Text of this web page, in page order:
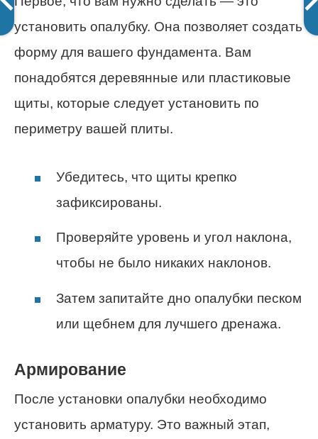
установить опалубку. Она позволяет создать
форму для вашего фундамента. Вам
понадобятся деревянные или пластиковые
щиты, которые следует установить по
периметру вашей плиты.
Убедитесь, что щиты крепко
зафиксированы.
Проверяйте уровень и угол наклона,
чтобы не было никаких наклонов.
Затем запитайте дно опалубки песком
или щебнем для лучшего дренажа.
Армирование
После установки опалубки необходимо
установить арматуру. Это важный этап,